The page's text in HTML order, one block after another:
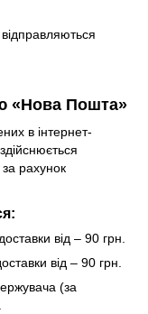
«Нова Пошта»
в інтернет-
рахунок
від – 90 грн.
від – 90 грн.
(за